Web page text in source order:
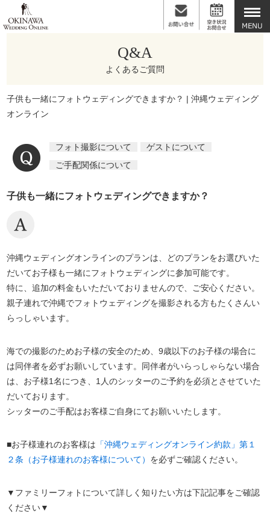
Q&A
よくあるご質問
子供も一緒にフォトウェディングできますか？ | 沖縄ウェディング
オンライン
フォト撮影について
ゲストについて
ご手配関係について
子供も一緒にフォトウェディングできますか？
沖縄ウェディングオンラインのプランは、どのプランをお選びいた
だいてお子様も一緒にフォトウェディングに参加可能です。
特に、追加の料金もいただいておりませんので、ご安心ください。
親子連れで沖縄でフォトウェディングを撮影される方もたくさんい
らっしゃいます。
海での撮影のためお子様の安全のため、9歳以下のお子様の場合に
は同伴者を必ずお願いしています。同伴者がいらっしゃらない場合
は、お子様1名につき、1人のシッターのご予約を必須とさせていた
だいております。
シッターのご手配はお客様ご自身にてお願いいたします。
■お子様連れのお客様は 「沖縄ウェディングオンライン約款」第１
２条（お子様連れのお客様について） を必ずご確認ください。
▼ファミリーフォトについて詳しく知りたい方は下記記事をご確認
ください▼